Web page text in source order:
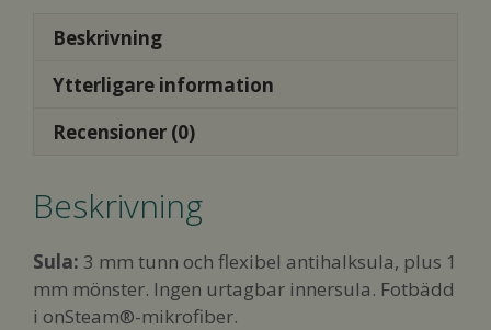
mängd
Beskrivning
Ytterligare information
Recensioner (0)
Beskrivning
Sula: 3 mm tunn och flexibel antihalksula, plus 1
mm mönster. Ingen urtagbar innersula. Fotbädd
i onSteam®-mikrofiber.